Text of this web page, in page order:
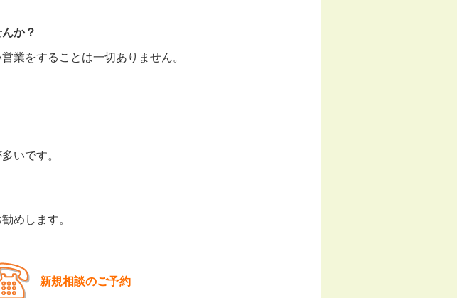
か？
業をすることは一切ありません。
いです。
めします。
新規相談のご予約